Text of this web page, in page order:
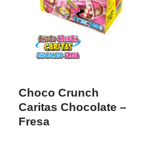
Choco Crunch
Caritas Chocolate –
Fresa